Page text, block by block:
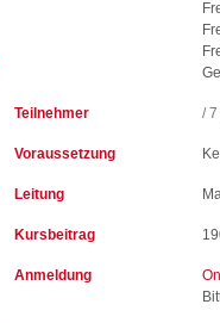
Teilnehmer /
Voraussetzung
Leitung
Kursbeitrag
Anmeldung